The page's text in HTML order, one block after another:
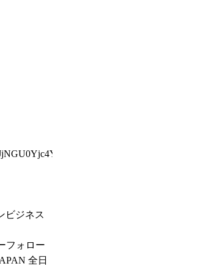
ビジネス
フォロー
全日